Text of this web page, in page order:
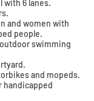
with 6 lanes.
and women with
people.
swimming
and mopeds.
handicapped